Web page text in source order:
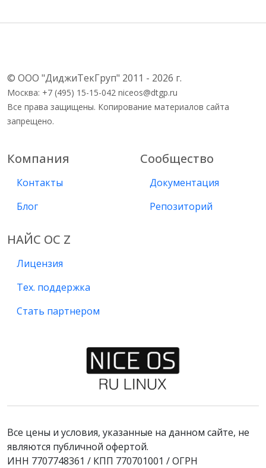
© ООО "ДиджиТекГруп" 2011 - 2026 г.
Москва: +7 (495) 15-15-042 niceos@dtgp.ru
Все права защищены. Копирование материалов сайта
запрещено.
Компания
Контакты
Блог
Сообщество
Документация
Репозиторий
НАЙС ОС Z
Лицензия
Тех. поддержка
Стать партнером
Все цены и условия, указанные на данном сайте, не
являются публичной офертой.
ИНН 7707748361 / КПП 770701001 / ОГРН